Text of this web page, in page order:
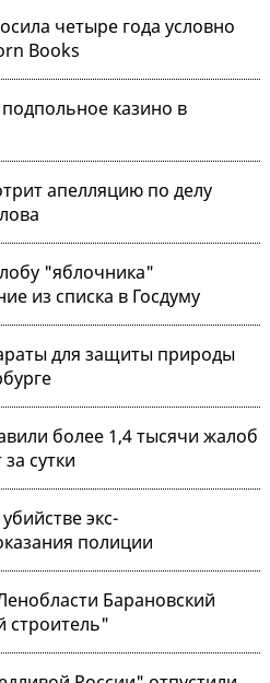
четыре года условно
Books
казино в
апелляцию по делу
"яблочника"
из списка в Госдуму
для защиты природы
более 1,4 тысячи жалоб
сутки
экс-
полиции
Барановский
строитель"